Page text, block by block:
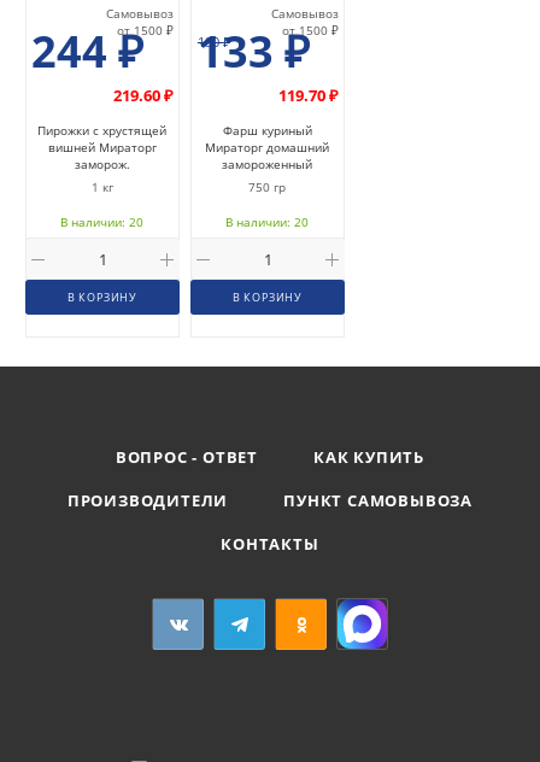
244₽
Самовывоз
от 1500 ₽
219.60 ₽
Пирожки с хрустящей
вишней Мираторг
заморож.
1 кг
В наличии: 20
В КОРЗИНУ
133₽
190₽
Самовывоз
от 1500 ₽
119.70 ₽
Фарш куриный
Мираторг домашний
замороженный
750 гр
В наличии: 20
В КОРЗИНУ
ВОПРОС - ОТВЕТ
КАК КУПИТЬ
ПРОИЗВОДИТЕЛИ
ПУНКТ САМОВЫВОЗА
КОНТАКТЫ